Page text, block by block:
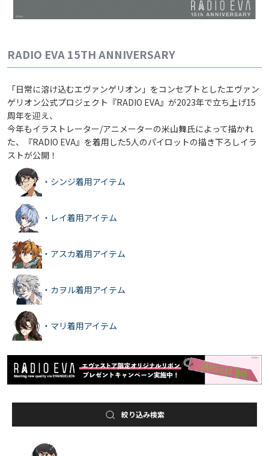
RADIO EVA 15TH ANNIVERSARY
「日常に溶け込むエヴァンゲリオン」をコンセプトとしたエヴァン
ゲリオン公式プロジェクト 『RADIO EVA』が2023年で立ち上げ15
周年を迎え、
今年もイラストレーター/アニメーターの米山舞氏によって描かれ
た、
『RADIO EVA』を着用した5人のパイロットの描き下ろしイラ
ストが公開！
・シンジ着用アイテム
・レイ着用アイテム
・アスカ着用アイテム
・カヲル着用アイテム
・マリ着用アイテム
絞り込み検索